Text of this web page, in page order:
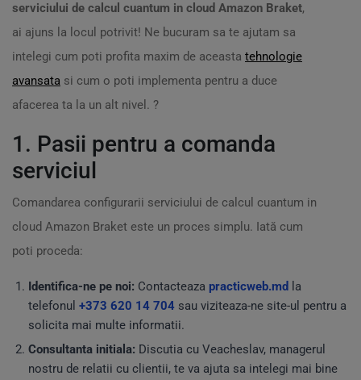
serviciului de calcul cuantum in cloud Amazon Braket,
ai ajuns la locul potrivit! Ne bucuram sa te ajutam sa
intelegi cum poti profita maxim de aceasta tehnologie
avansata si cum o poti implementa pentru a duce
afacerea ta la un alt nivel. ?️
1. Pasii pentru a comanda
serviciul
Comandarea configurarii serviciului de calcul cuantum in
cloud Amazon Braket este un proces simplu. Iată cum
poti proceda:
Identifica-ne pe noi: Contacteaza practicweb.md
la
telefonul +373 620 14 704 sau viziteaza-ne site-ul pentru a
solicita mai multe informatii.
Consultanta initiala: Discutia cu Veacheslav, managerul
nostru de relatii cu clientii, te va ajuta sa intelegi mai bine